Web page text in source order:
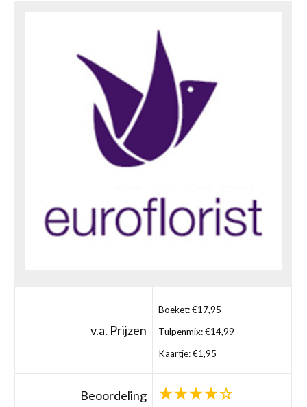
v.a. Prijzen
Boeket: €17,95
Tulpenmix: €14,99
Kaartje: €1,95
Beoordeling